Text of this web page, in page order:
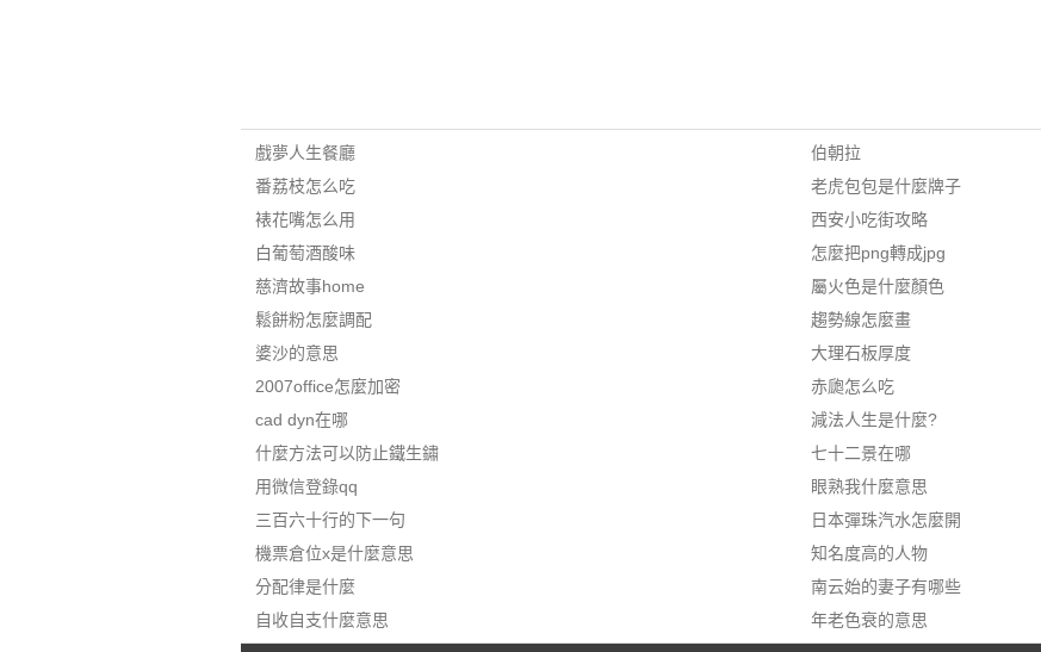
戲夢人生餐廳
番荔枝怎么吃
裱花嘴怎么用
白葡萄酒酸味
慈濟故事home
鬆餅粉怎麼調配
婆沙的意思
2007office怎麼加密
cad dyn在哪
什麼方法可以防止鐵生鏽
用微信登錄qq
三百六十行的下一句
機票倉位x是什麼意思
分配律是什麼
自收自支什麼意思
伯朝拉
老虎包包是什麼牌子
西安小吃街攻略
怎麼把png轉成jpg
屬火色是什麼顏色
趨勢線怎麼畫
大理石板厚度
赤瓟怎么吃
減法人生是什麼?
七十二景在哪
眼熟我什麼意思
日本彈珠汽水怎麼開
知名度高的人物
南云始的妻子有哪些
年老色衰的意思